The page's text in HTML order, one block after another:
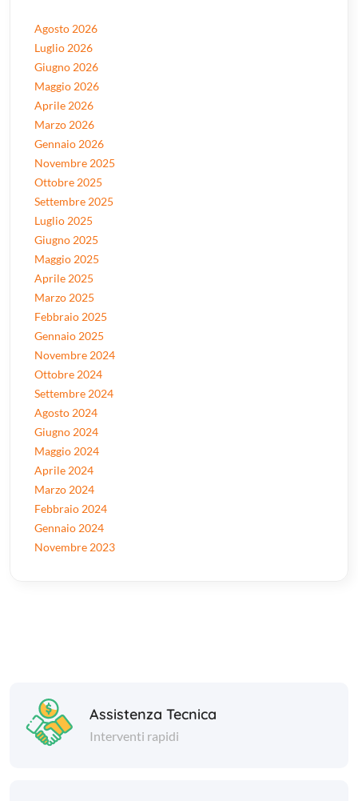
Agosto 2026
Luglio 2026
Giugno 2026
Maggio 2026
Aprile 2026
Marzo 2026
Gennaio 2026
Novembre 2025
Ottobre 2025
Settembre 2025
Luglio 2025
Giugno 2025
Maggio 2025
Aprile 2025
Marzo 2025
Febbraio 2025
Gennaio 2025
Novembre 2024
Ottobre 2024
Settembre 2024
Agosto 2024
Giugno 2024
Maggio 2024
Aprile 2024
Marzo 2024
Febbraio 2024
Gennaio 2024
Novembre 2023
Assistenza Tecnica
Interventi rapidi